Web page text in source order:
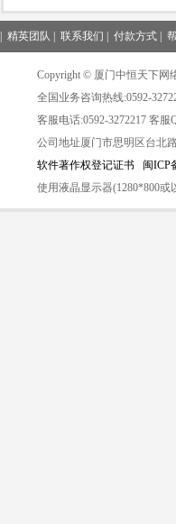
精英团队 联系我们 付款方式|
Copyright © 厦门中恒天下网
全国业务咨询热线:0592-
客服电话:0592-3272217 客服
公司地址厦门市思明区台北
软件著作权登记证书
闽ICP
使用液晶显示器(1280*800